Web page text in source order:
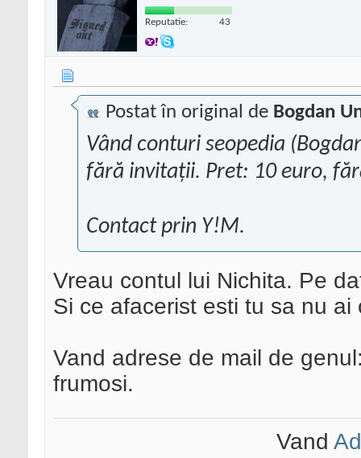
Reputatie: 43
Postat în original de Bogdan
Vând conturi seopedia
fără invitații. Pret: 10 euro,
Contact prin Y!M.
Vreau contul lui Nichita. Pe
Si ce afacerist esti tu sa nu
Vand adrese de mail de
frumosi.
Vand